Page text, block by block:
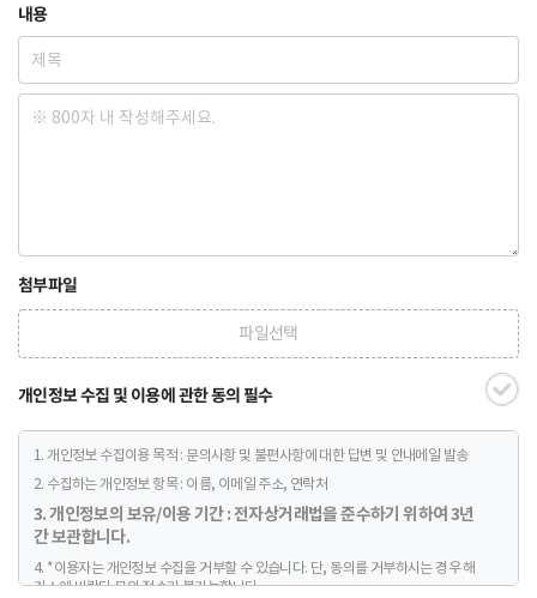
내용
첨부파일
파일선택
개인정보 수집 및 이용에 관한 동의 필수
1. 개인정보 수집이용 목적 : 문의사항 및 불편사항에 대한 답변 및 안내메일 발송
2. 수집하는 개인정보 항목 : 이름, 이메일 주소, 연락처
3. 개인정보의 보유/이용 기간 : 전자상거래법을 준수하기 위하여 3년
간 보관합니다.
4. *이용자는 개인정보 수집을 거부할 수 있습니다. 단, 동의를 거부하시는 경우 해
커스에 바란다 문의 접수가 불가능합니다.